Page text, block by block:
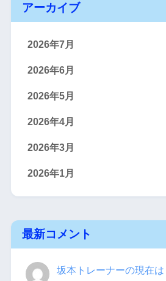
アーカイブ
2026年7月
2026年6月
2026年5月
2026年4月
2026年3月
2026年1月
最新コメント
坂本トレーナーの現在